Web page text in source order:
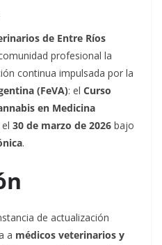
de Entre Ríos
profesional la
continua impulsada por la
(FeVA): el Curso
en Medicina
30 de marzo de 2026 bajo
.
de actualización
a médicos veterinarios y